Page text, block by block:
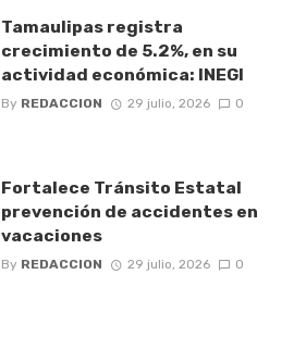
Tamaulipas registra
crecimiento de 5.2%, en su
actividad económica: INEGI
By REDACCION 29 julio, 2026 0
Fortalece Tránsito Estatal
prevención de accidentes en
vacaciones
By REDACCION 29 julio, 2026 0